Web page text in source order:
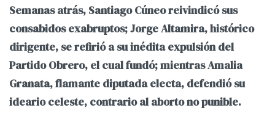
Semanas atrás, Santiago Cúneo reivindicó sus
consabidos exabruptos; Jorge Altamira, histórico
dirigente, se refirió a su inédita expulsión del
Partido Obrero, el cual fundó; mientras Amalia
Granata, flamante diputada electa, defendió su
ideario celeste, contrario al aborto no punible.